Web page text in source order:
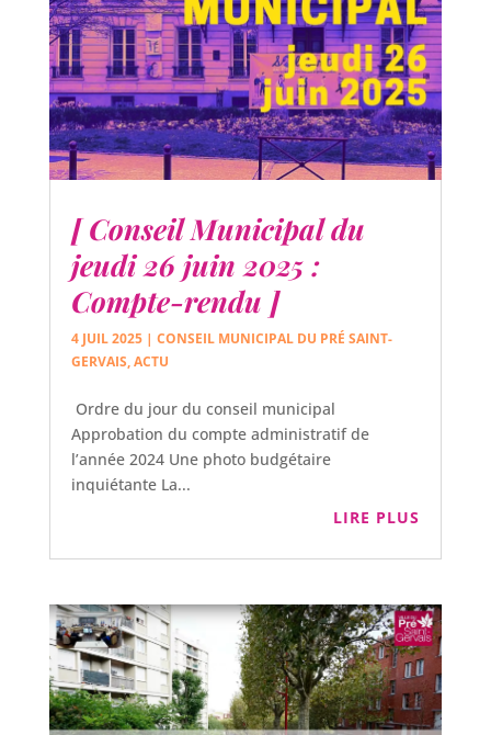
[ Conseil Municipal du
jeudi 26 juin 2025 :
Compte-rendu ]
4 JUIL 2025| CONSEIL MUNICIPAL DU PRÉ SAINT-
GERVAIS,ACTU
Ordre du jour du conseil municipal
Approbation du compte administratif de
l’année 2024 Une photo budgétaire
inquiétante La...
LIRE PLUS